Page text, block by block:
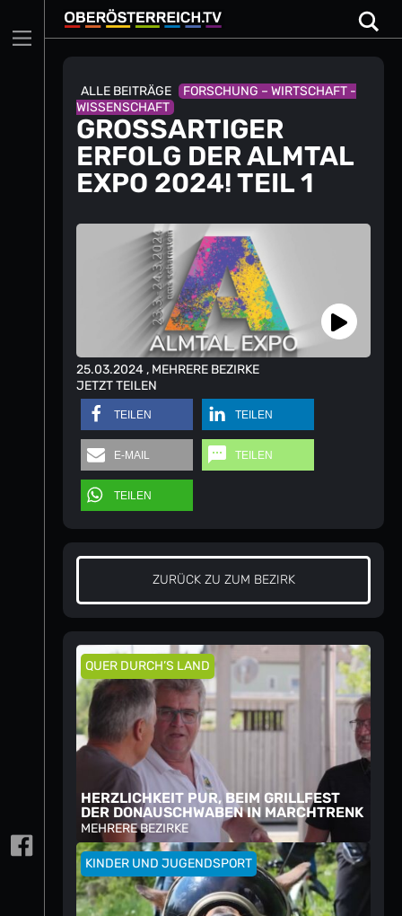
content
ALLE BEITRÄGE
FORSCHUNG – WIRTSCHAFT -
WISSENSCHAFT
GROSSARTIGER E
RFOLG DER ALMTAL E
XPO 2024! TEIL 1
25.03.2024 , MEHRERE BEZIRKE
JETZT TEILEN
TEILEN TEILEN
E-MAIL TEILEN
TEILEN
ZURÜCK ZU ZUM BEZIRK
QUER DURCH’S LAND
HERZLICHKEIT PUR, BEIM GRILLFEST
DER DONAUSCHWABEN IN MARCHTRENK
MEHRERE BEZIRKE
KINDER UND JUGENDSPORT